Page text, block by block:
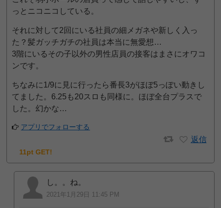
っとニコニコしている。
それに対して2回にいる社員の細メガネや新しく入っ
た？髪ガッチガチの社員は本当に無愛想…
3階にいるその子以外の男性店員の接客はまさにオワコ
ンです。
ちなみに1/9に見に行ったら番長3がほぼ5っぽい動きし
てました。6.25も20スロも同様に。ほぼ全台プラスで
した。幻かな…
アプリでフォローする
返信
11pt GET!
し。。ね。
2021年1月29日 11:45 PM